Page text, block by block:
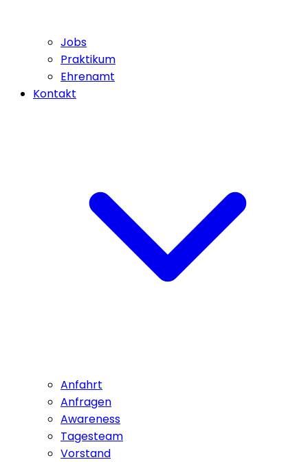
Jobs
Praktikum
Ehrenamt
Kontakt
Anfahrt
Anfragen
Awareness
Tagesteam
Vorstand